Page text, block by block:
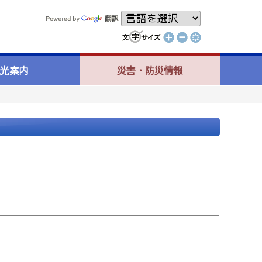
案内 災害・防災情報